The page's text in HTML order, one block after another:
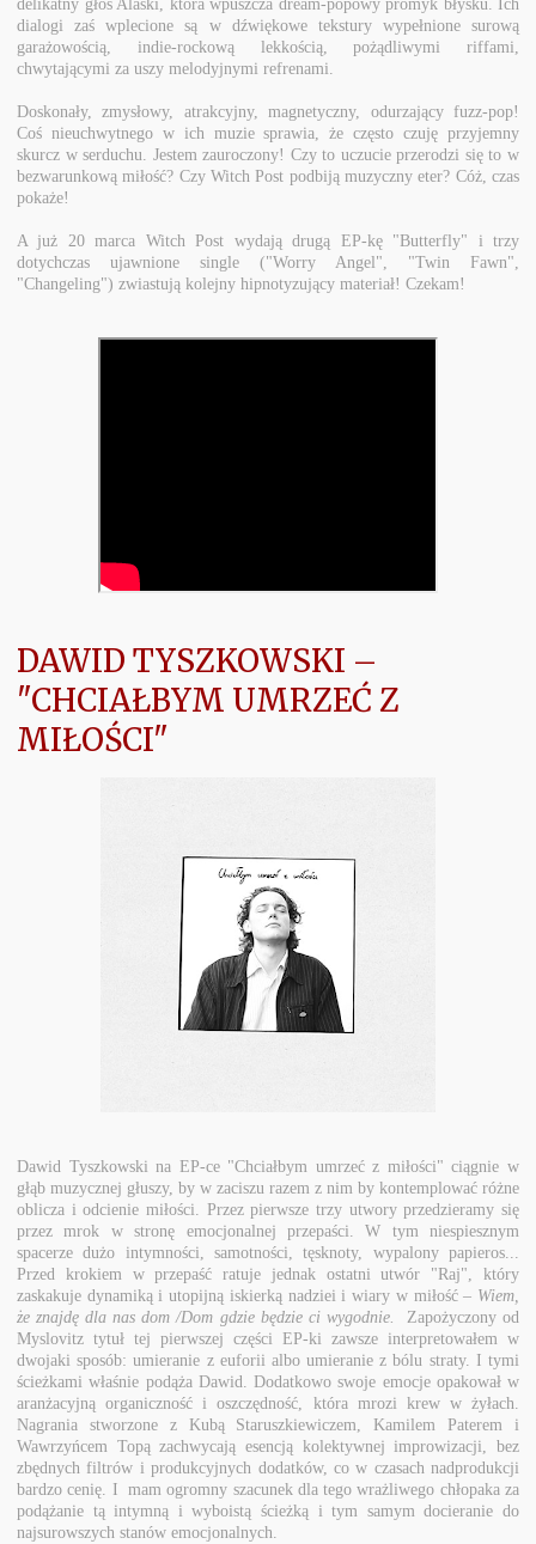
dialogi zaś wplecione są w dźwiękowe tekstury wypełnione surową
garażowością, indie-rockową lekkością, pożądliwymi riffami,
chwytającymi za uszy melodyjnymi refrenami.
Doskonały, zmysłowy, atrakcyjny, magnetyczny, odurzający fuzz-pop!
Coś nieuchwytnego w ich muzie sprawia, że często czuję przyjemny
skurcz w serduchu. Jestem zauroczony! Czy to uczucie przerodzi się to w
bezwarunkową miłość? Czy Witch Post podbiją muzyczny eter? Cóż, czas
pokaże!
A już 20 marca Witch Post wydają drugą EP-kę "Butterfly" i trzy
dotychczas ujawnione single ("Worry Angel", "Twin Fawn",
"Changeling") zwiastują kolejny hipnotyzujący materiał! Czekam!
DAWID TYSZKOWSKI –
"CHCIAŁBYM UMRZEĆ Z
MIŁOŚCI"
Dawid Tyszkowski na EP-ce "Chciałbym umrzeć z miłości" ciągnie w
głąb muzycznej głuszy, by w zaciszu razem z nim by kontemplować różne
oblicza i odcienie miłości. Przez pierwsze trzy utwory przedzieramy się
przez mrok w stronę emocjonalnej przepaści. W tym niespiesznym
spacerze dużo intymności, samotności, tęsknoty, wypalony papieros...
Przed krokiem w przepaść ratuje jednak ostatni utwór "Raj", który
zaskakuje dynamiką i utopijną iskierką nadziei i wiary w miłość – Wiem,
że znajdę dla nas dom /Dom gdzie będzie ci wygodnie.
Zapożyczony od
Myslovitz tytuł tej pierwszej części EP-ki zawsze interpretowałem w
dwojaki sposób: umieranie z euforii albo umieranie z bólu straty. I tymi
ścieżkami właśnie podąża Dawid. Dodatkowo swoje emocje opakował w
aranżacyjną organiczność i oszczędność, która mrozi krew w żyłach.
Nagrania stworzone z Kubą Staruszkiewiczem, Kamilem Paterem i
Wawrzyńcem Topą zachwycają esencją kolektywnej improwizacji, bez
zbędnych filtrów i produkcyjnych dodatków, co w czasach nadprodukcji
bardzo cenię. I mam ogromny szacunek dla tego wrażliwego chłopaka za
podążanie tą intymną i wyboistą ścieżką i tym samym docieranie do
najsurowszych stanów emocjonalnych.